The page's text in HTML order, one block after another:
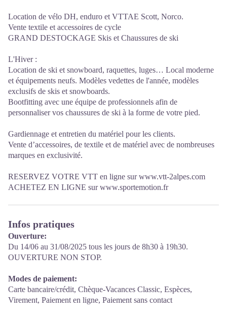
Location de vélo DH, enduro et VTTAE Scott, Norco.
Vente textile et accessoires de cycle
GRAND DESTOCKAGE Skis et Chaussures de ski
L'Hiver :
Location de ski et snowboard, raquettes, luges… Local moderne
et équipements neufs. Modèles vedettes de l'année, modèles
exclusifs de skis et snowboards.
Bootfitting avec une équipe de professionnels afin de
personnaliser vos chaussures de ski à la forme de votre pied.
Gardiennage et entretien du matériel pour les clients.
Vente d’accessoires, de textile et de matériel avec de nombreuses
marques en exclusivité.
RESERVEZ VOTRE VTT en ligne sur www.vtt-2alpes.com
ACHETEZ EN LIGNE sur www.sportemotion.fr
Infos pratiques
Ouverture:
Du 14/06 au 31/08/2025 tous les jours de 8h30 à 19h30.
OUVERTURE NON STOP.
Modes de paiement:
Carte bancaire/crédit, Chèque-Vacances Classic, Espèces,
Virement, Paiement en ligne, Paiement sans contact